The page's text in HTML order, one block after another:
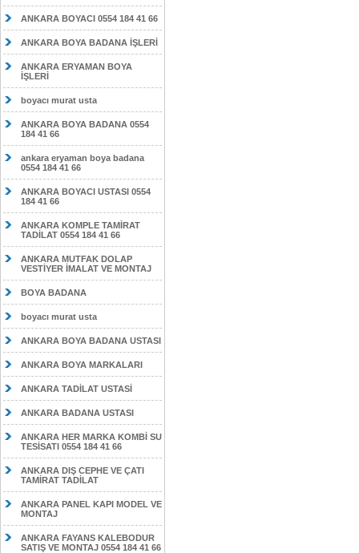
ANKARA BOYACI 0554 184 41 66
ANKARA BOYA BADANA İŞLERİ
ANKARA ERYAMAN BOYA
İŞLERİ
boyacı murat usta
ANKARA BOYA BADANA 0554
184 41 66
ankara eryaman boya badana
0554 184 41 66
ANKARA BOYACI USTASI 0554
184 41 66
ANKARA KOMPLE TAMİRAT
TADİLAT 0554 184 41 66
ANKARA MUTFAK DOLAP
VESTİYER İMALAT VE MONTAJ
BOYA BADANA
boyacı murat usta
ANKARA BOYA BADANA USTASI
ANKARA BOYA MARKALARI
ANKARA TADİLAT USTASİ
ANKARA BADANA USTASI
ANKARA HER MARKA KOMBİ SU
TESİSATI 0554 184 41 66
ANKARA DIŞ CEPHE VE ÇATI
TAMİRAT TADİLAT
ANKARA PANEL KAPI MODEL VE
MONTAJ
ANKARA FAYANS KALEBODUR
SATIŞ VE MONTAJ 0554 184 41 66